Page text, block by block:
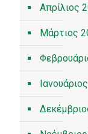
Απρίλιος
Μάρτιος